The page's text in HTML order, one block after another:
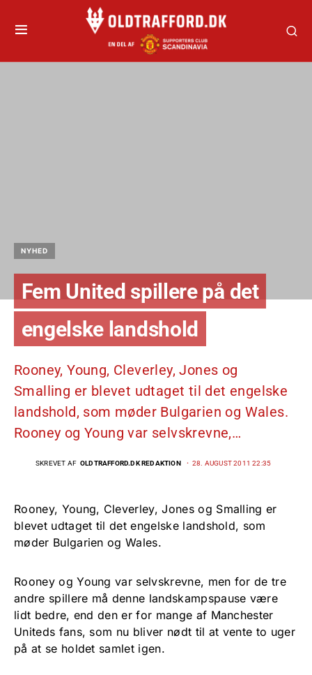
NYHED
Fem United spillere på det
engelske landshold
Rooney, Young, Cleverley, Jones og
Smalling er blevet udtaget til det engelske
landshold, som møder Bulgarien og Wales.
Rooney og Young var selvskrevne,…
SKREVET AF OLDTRAFFORD.DK REDAKTION 28. AUGUST 2011 22:35
Rooney, Young, Cleverley, Jones og Smalling er
blevet udtaget til det engelske landshold, som
møder Bulgarien og Wales.
Rooney og Young var selvskrevne, men for de tre
andre spillere må denne landskampspause være
lidt bedre, end den er for mange af Manchester
Uniteds fans, som nu bliver nødt til at vente to uger
på at se holdet samlet igen.